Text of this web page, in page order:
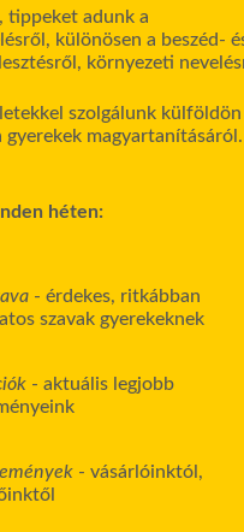
tippeket adunk a
különösen a beszéd-
környezeti
szolgálunk
gyerekek magyartanításáról.
héten:
- érdekes, ritkábban
szavak gyerekeknek
- aktuális legjobb
- vásárlóinktól,